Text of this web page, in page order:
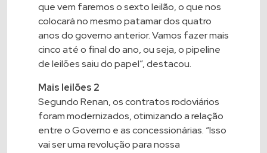
que vem faremos o sexto leilão, o que nos
colocará no mesmo patamar dos quatro
anos do governo anterior. Vamos fazer mais
cinco até o final do ano, ou seja, o pipeline
de leilões saiu do papel”, destacou.
Mais leilões 2
Segundo Renan, os contratos rodoviários
foram modernizados, otimizando a relação
entre o Governo e as concessionárias. “Isso
vai ser uma revolução para nossa